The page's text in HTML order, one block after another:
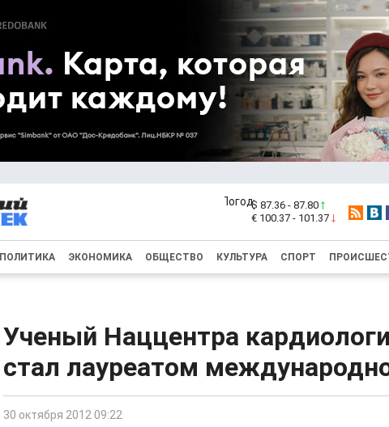
$ 87.36 - 87.80
€ 100.37 - 101.37
ПОЛИТИКА ЭКОНОМИКА ОБЩЕСТВО КУЛЬТУРА СПОРТ
Ученый Наццентра
стал лауреатом
30 октября 2012 09:22